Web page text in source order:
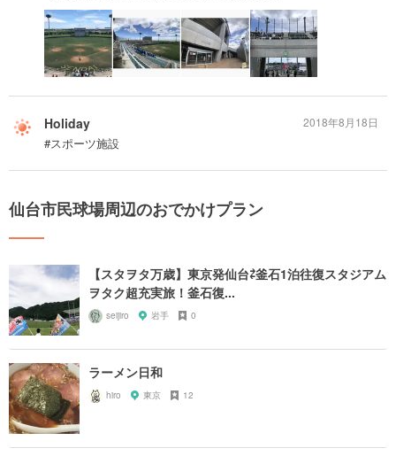
Holiday
#スポーツ施設
2018年8月18日
仙台市民球場周辺のおでかけプラン
【スタヲタ万歳】東京発仙台⇄釜石1泊往復スタジアム
ヲタク超充実旅！釜石復...
seijiro 岩手 0
ラーメン日和
hiro 東京 12